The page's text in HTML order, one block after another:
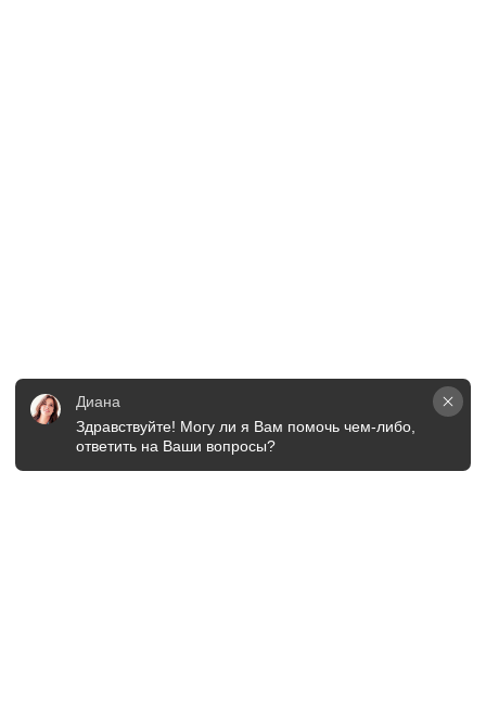
Диана
Здравствуйте! Могу ли я Вам помочь чем-либо,
ответить на Ваши вопросы?